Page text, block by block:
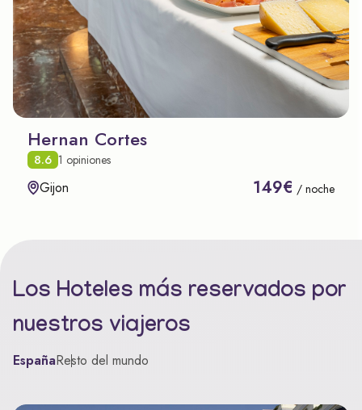
Hernan Cortes
8.6 1 opiniones
Gijon 149€ / noche
Los Hoteles más reservados por
nuestros viajeros
EspañaResto del mundo